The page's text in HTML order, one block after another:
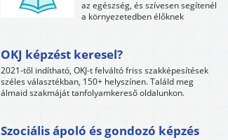
az egészség, és szívesen segítenél
a környezetedben élőknek
OKJ képzést keresel?
2021-től indítható, OKJ-t felváltó friss szakképesítések
széles választékban, 150+ helyszínen. Találd meg
álmaid szakmáját tanfolyamkereső oldalunkon.
Szociális ápoló és gondozó képzés